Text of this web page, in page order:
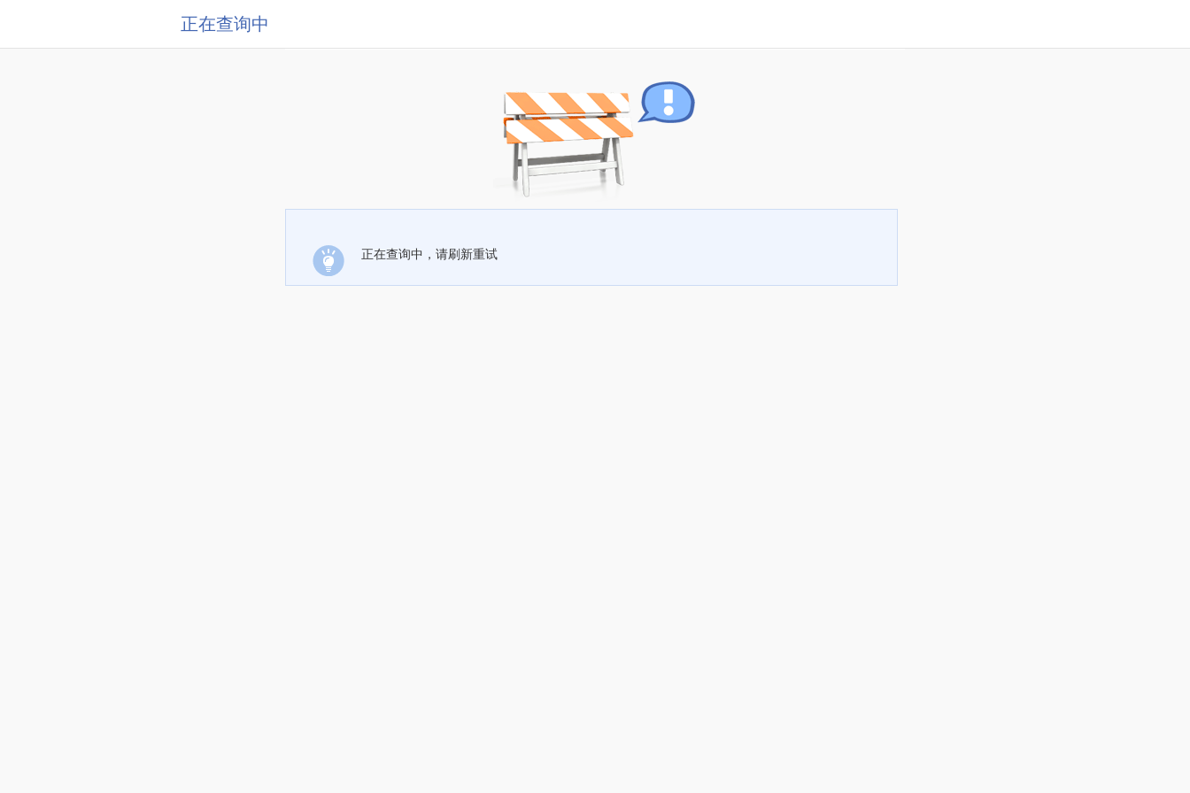
正在查询中
正在查询中，请刷新重试